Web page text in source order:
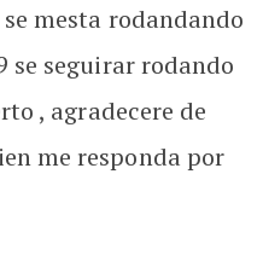
mesta rodandando
se seguirar rodando
, agradecere de
me responda por